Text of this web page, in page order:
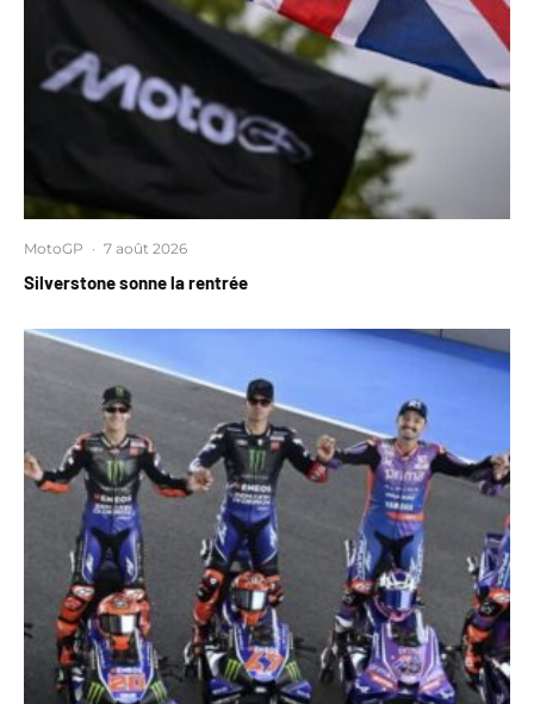
MotoGP · 7 août 2026
Silverstone sonne la rentrée